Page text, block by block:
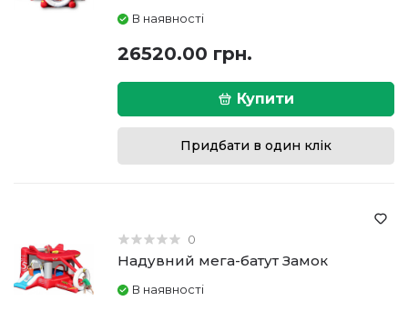
В наявності
26520.00 грн.
Купити
Придбати в один клік
0
Надувний мега-батут Замок
В наявності